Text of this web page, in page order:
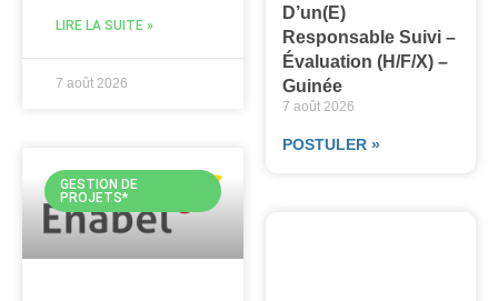
LIRE LA SUITE »
7 août 2026
GESTION DE
PROJETS*
D’un(e)
Responsable Suivi –
Évaluation (H/F/X) –
Guinée
7 août 2026
POSTULER »